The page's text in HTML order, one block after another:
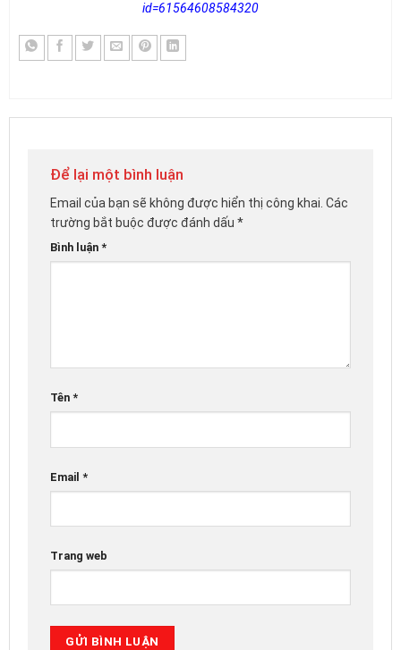
id=61564608584320
Để lại một bình luận
Email của bạn sẽ không được hiển thị công khai. Các
trường bắt buộc được đánh dấu *
Bình luận *
Tên *
Email *
Trang web